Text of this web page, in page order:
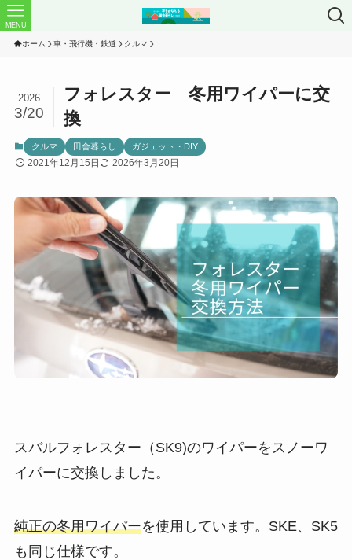
MENU
ホーム 車・飛行機・鉄道 クルマ
フォレスター 冬用ワイパーに交
換
2026
3/20
クルマ 田舎暮らし ガジェット・DIY
2021年12月15日 2026年3月20日
スバルフォレスター（SK9)のワイパーをスノーワ
イパーに交換しました。
純正の冬用ワイパーを使用しています。SKE、SK5
も同じ仕様です。